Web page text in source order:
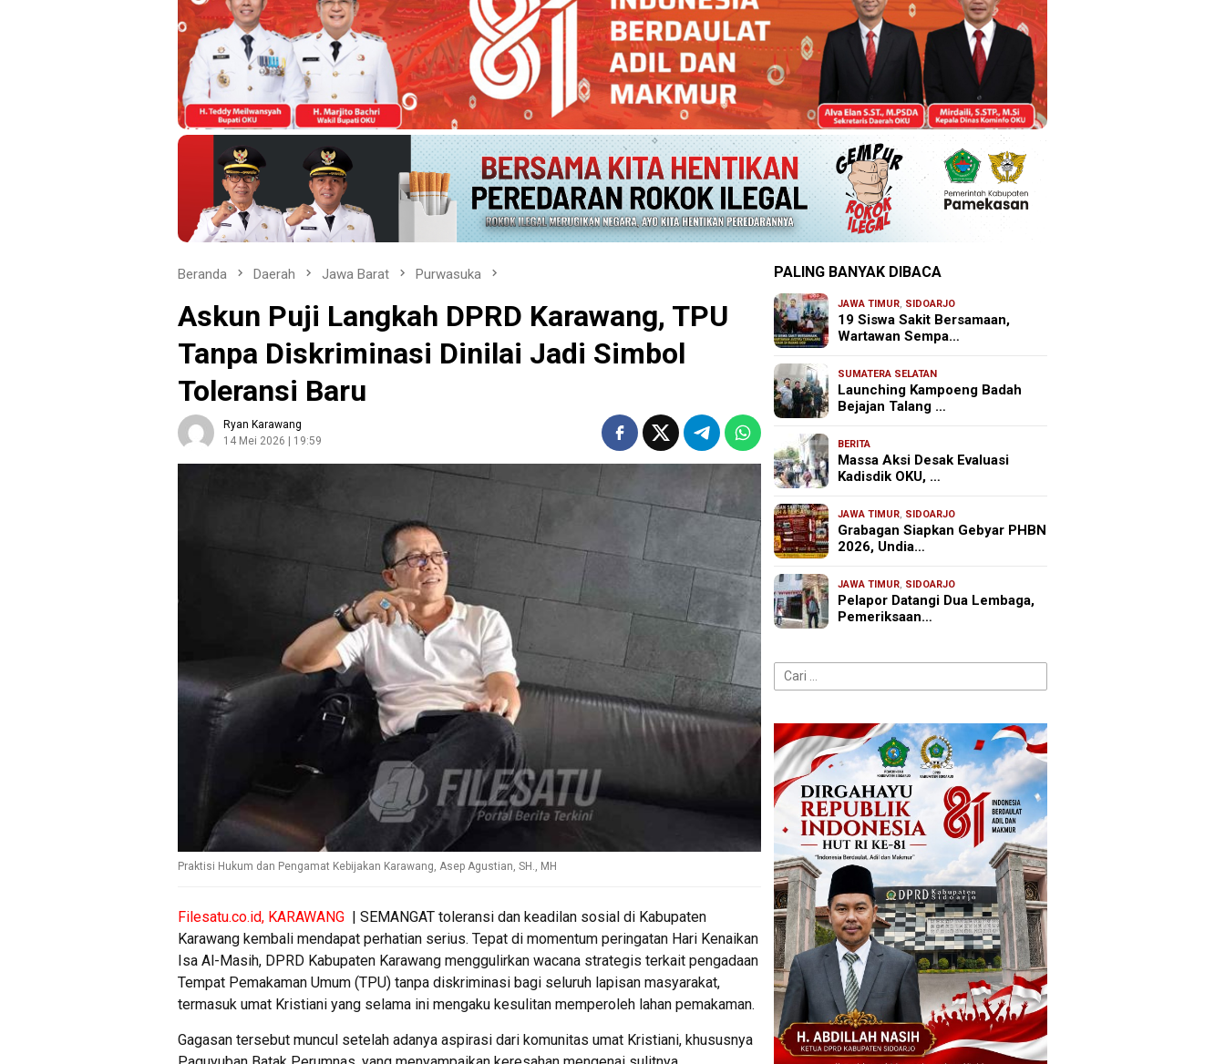
Beranda Daerah Jawa Barat Purwasuka
Askun Puji Langkah DPRD Karawang, TPU
Tanpa Diskriminasi Dinilai Jadi Simbol
Toleransi Baru
Ryan Karawang
14 Mei 2026 | 19:59
Praktisi Hukum dan Pengamat Kebijakan Karawang, Asep Agustian, SH., MH
Filesatu.co.id, KARAWANG | SEMANGAT toleransi dan keadilan sosial di Kabupaten
Karawang kembali mendapat perhatian serius. Tepat di momentum peringatan Hari Kenaikan
Isa Al-Masih, DPRD Kabupaten Karawang menggulirkan wacana strategis terkait pengadaan
Tempat Pemakaman Umum (TPU) tanpa diskriminasi bagi seluruh lapisan masyarakat,
termasuk umat Kristiani yang selama ini mengaku kesulitan memperoleh lahan pemakaman.
Gagasan tersebut muncul setelah adanya aspirasi dari komunitas umat Kristiani, khususnya
PALING BANYAK DIBACA
JAWA TIMUR, SIDOARJO
19 Siswa Sakit Bersamaan,
Wartawan Sempa…
SUMATERA SELATAN
Launching Kampoeng Badah
Bejajan Talang …
BERITA
Massa Aksi Desak Evaluasi
Kadisdik OKU, …
JAWA TIMUR, SIDOARJO
Grabagan Siapkan Gebyar PHBN
2026, Undia…
JAWA TIMUR, SIDOARJO
Pelapor Datangi Dua Lembaga,
Pemeriksaan…
Cari
untuk: